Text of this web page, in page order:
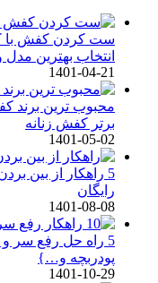
انتخاب بهترین مدل
1401-04-21
برتر کفش زنانه
1401-05-02
5 راهکار از بین
رایگان
1401-08-08
5 راه حل رفع
پودربچه و…}
1401-10-29